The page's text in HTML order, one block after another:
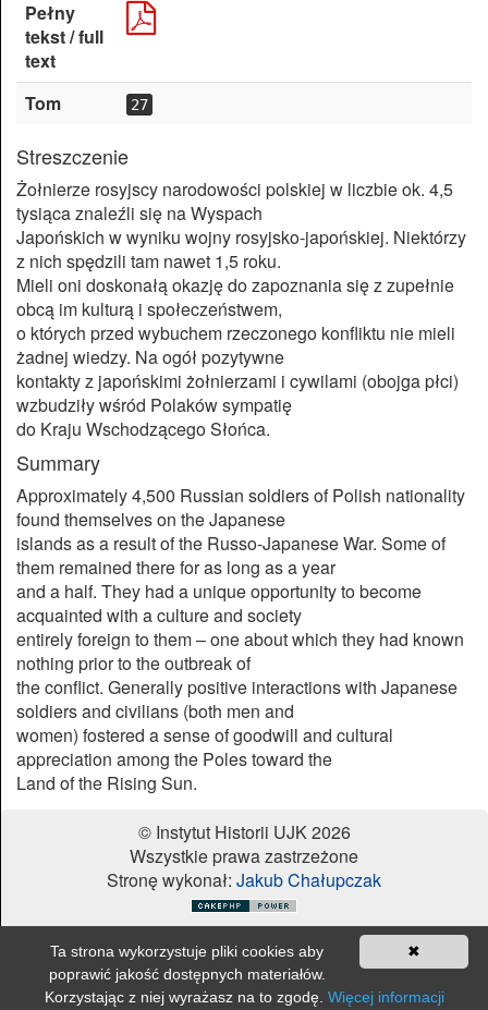
Pełny
tekst / full
text
Tom
27
Streszczenie
Żołnierze rosyjscy narodowości polskiej w liczbie ok. 4,5
tysiąca znaleźli się na Wyspach
Japońskich w wyniku wojny rosyjsko-japońskiej. Niektórzy
z nich spędzili tam nawet 1,5 roku.
Mieli oni doskonałą okazję do zapoznania się z zupełnie
obcą im kulturą i społeczeństwem,
o których przed wybuchem rzeczonego konfliktu nie mieli
żadnej wiedzy. Na ogół pozytywne
kontakty z japońskimi żołnierzami i cywilami (obojga płci)
wzbudziły wśród Polaków sympatię
do Kraju Wschodzącego Słońca.
Summary
Approximately 4,500 Russian soldiers of Polish nationality
found themselves on the Japanese
islands as a result of the Russo-Japanese War. Some of
them remained there for as long as a year
and a half. They had a unique opportunity to become
acquainted with a culture and society
entirely foreign to them – one about which they had known
nothing prior to the outbreak of
the conflict. Generally positive interactions with Japanese
soldiers and civilians (both men and
women) fostered a sense of goodwill and cultural
appreciation among the Poles toward the
Land of the Rising Sun.
© Instytut Historii UJK 2026
Wszystkie prawa zastrzeżone
Stronę wykonał: Jakub Chałupczak
Jeżeli nie zaznaczono inaczej, wszystkie materiały na stronie są dostępne
na licencji Creative Commons Attribution-NoDerivatives 4.0 International
License
✖
Ta strona wykorzystuje pliki cookies aby
poprawić jakość dostępnych materiałów.
Korzystając z niej wyrażasz na to zgodę. Więcej informacji